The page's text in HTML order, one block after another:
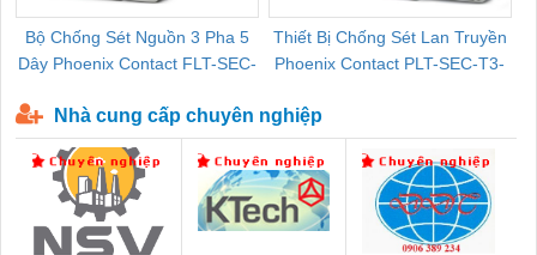
Bộ Chống Sét Nguồn 3 Pha 5
Dây Phoenix Contact FLT-SEC-
Thiết Bị Chống Sét Lan Truyền
Phoenix Contact PLT-SEC-T3-
Nhà cung cấp chuyên nghiệp